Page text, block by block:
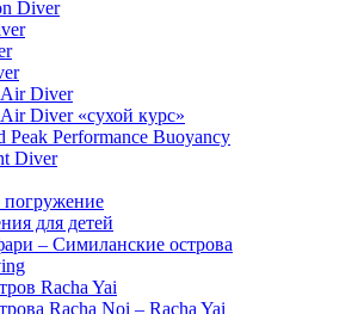
Diver
Diver
Diver «сухой курс»
Peak Performance Buoyancy
Diver
для детей
– Симиланские острова
Racha Yai
Racha Noi – Racha Yai